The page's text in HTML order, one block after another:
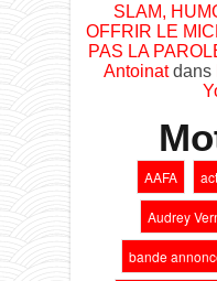
SLAM,
OFFRIR LE
PAS LA
Antoinatdans
AAFA
Audrey
bande